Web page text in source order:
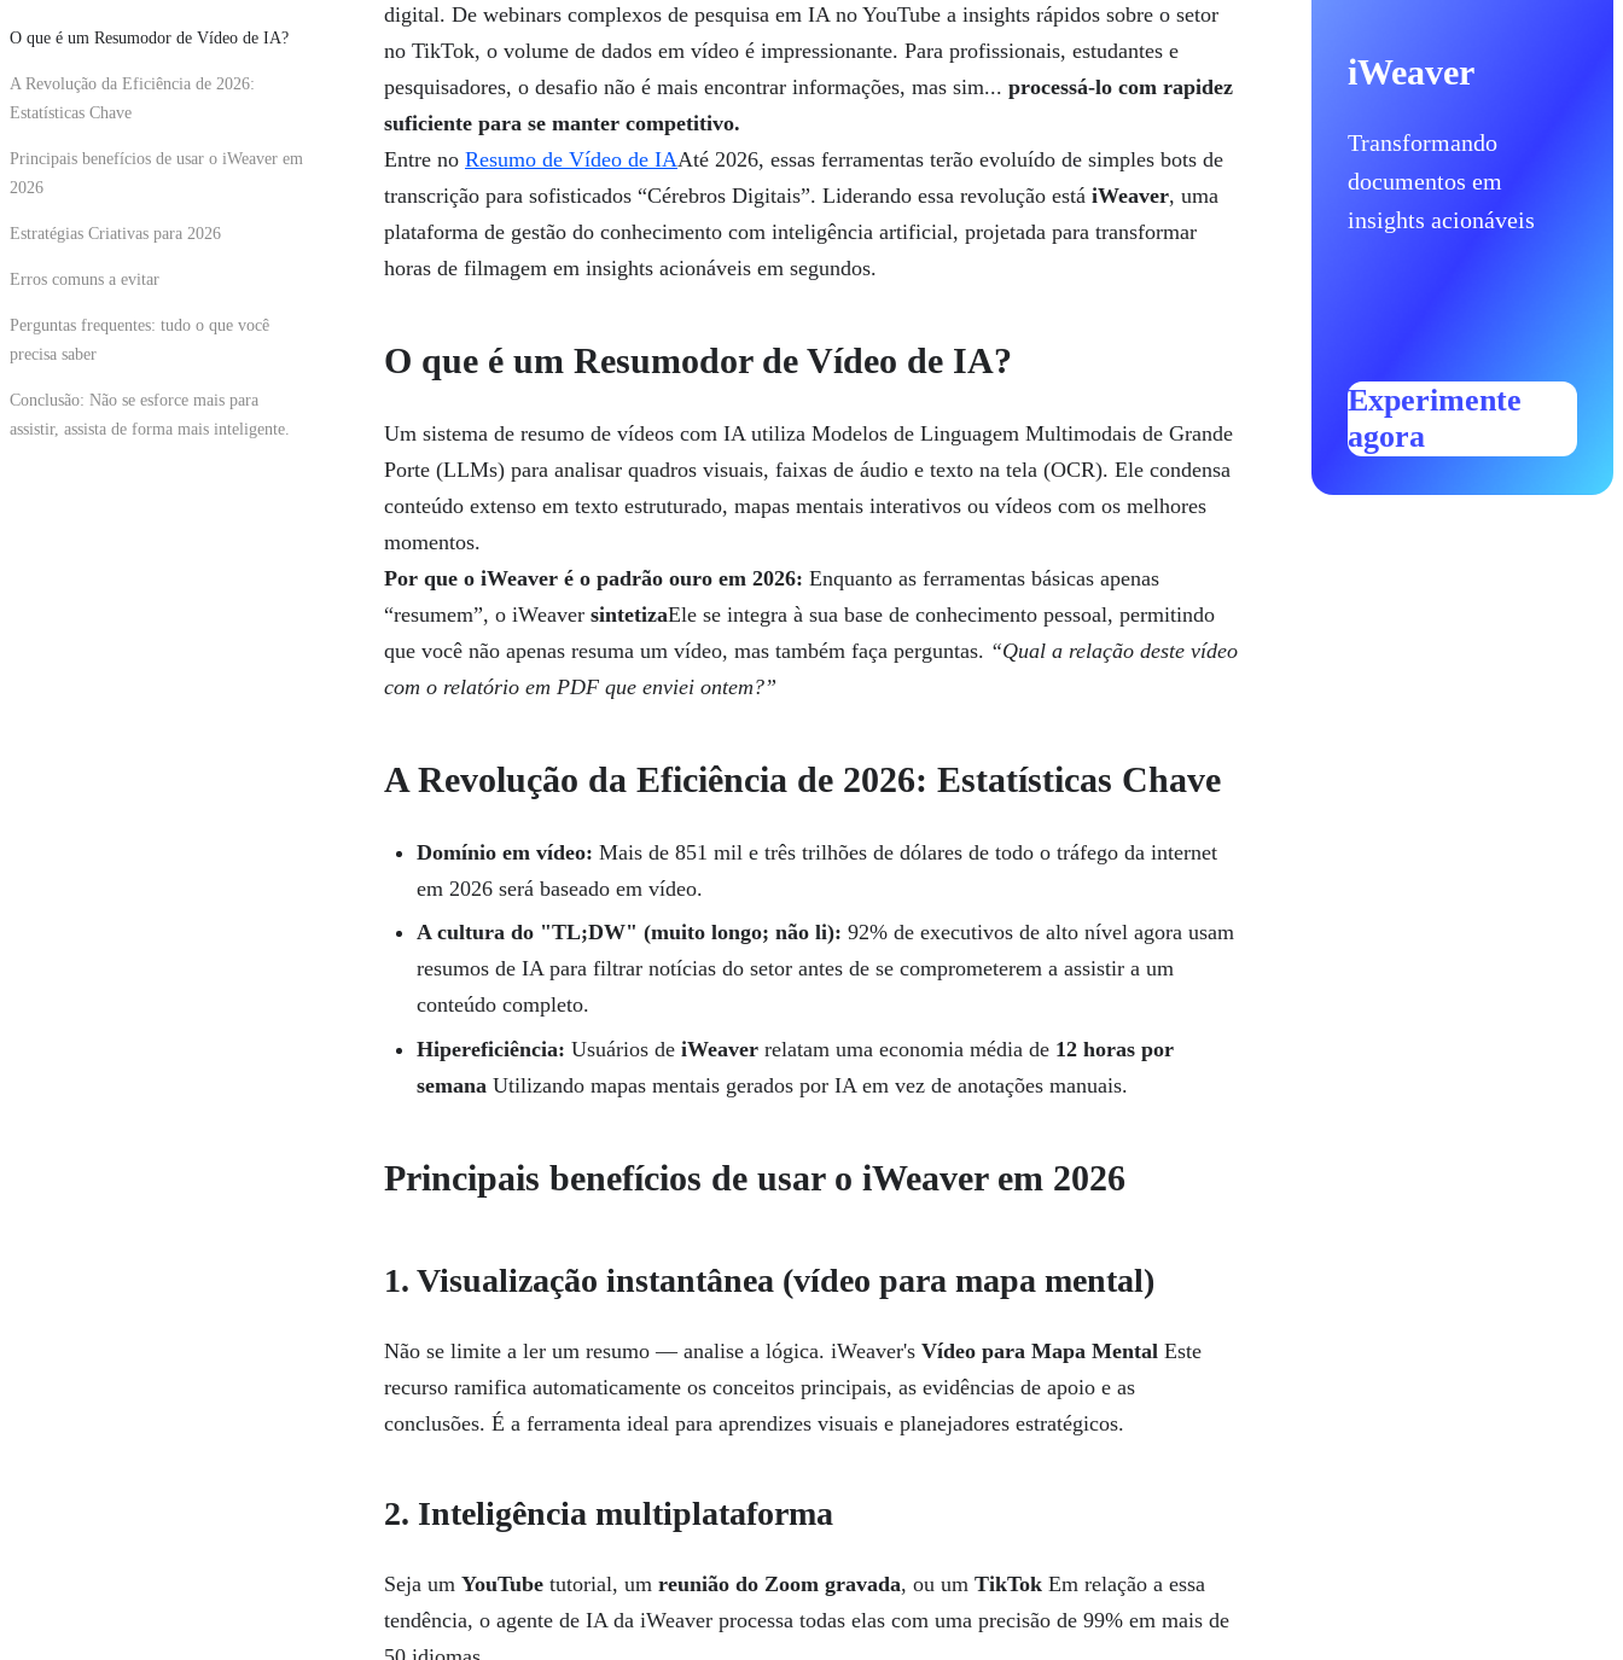
O que é um Resumodor de Vídeo de IA?
A Revolução da Eficiência de 2026:
Estatísticas Chave
Principais benefícios de usar o iWeaver em
2026
Estratégias Criativas para 2026
Erros comuns a evitar
Perguntas frequentes: tudo o que você
precisa saber
Conclusão: Não se esforce mais para
assistir, assista de forma mais inteligente.
digital. De webinars complexos de pesquisa em IA no YouTube a insights rápidos sobre o setor
no TikTok, o volume de dados em vídeo é impressionante. Para profissionais, estudantes e
pesquisadores, o desafio não é mais encontrar informações, mas sim... processá-lo com rapidez
suficiente para se manter competitivo.
Entre no Resumo de Vídeo de IAAté 2026, essas ferramentas terão evoluído de simples bots de
transcrição para sofisticados “Cérebros Digitais”. Liderando essa revolução está iWeaver, uma
plataforma de gestão do conhecimento com inteligência artificial, projetada para transformar
horas de filmagem em insights acionáveis em segundos.
O que é um Resumodor de Vídeo de IA?
Um sistema de resumo de vídeos com IA utiliza Modelos de Linguagem Multimodais de Grande
Porte (LLMs) para analisar quadros visuais, faixas de áudio e texto na tela (OCR). Ele condensa
conteúdo extenso em texto estruturado, mapas mentais interativos ou vídeos com os melhores
momentos.
Por que o iWeaver é o padrão ouro em 2026: Enquanto as ferramentas básicas apenas
“resumem”, o iWeaver sintetizaEle se integra à sua base de conhecimento pessoal, permitindo
que você não apenas resuma um vídeo, mas também faça perguntas. “Qual a relação deste vídeo
com o relatório em PDF que enviei ontem?”
A Revolução da Eficiência de 2026: Estatísticas Chave
Domínio em vídeo: Mais de 851 mil e três trilhões de dólares de todo o tráfego da internet
em 2026 será baseado em vídeo.
A cultura do "TL;DW" (muito longo; não li): 92% de executivos de alto nível agora usam
resumos de IA para filtrar notícias do setor antes de se comprometerem a assistir a um
conteúdo completo.
Hipereficiência: Usuários de iWeaver relatam uma economia média de 12 horas por
semana Utilizando mapas mentais gerados por IA em vez de anotações manuais.
Principais benefícios de usar o iWeaver em 2026
1. Visualização instantânea (vídeo para mapa mental)
Não se limite a ler um resumo — analise a lógica. iWeaver's Vídeo para Mapa Mental Este
recurso ramifica automaticamente os conceitos principais, as evidências de apoio e as
conclusões. É a ferramenta ideal para aprendizes visuais e planejadores estratégicos.
2. Inteligência multiplataforma
Seja um YouTube tutorial, um reunião do Zoom gravada, ou um TikTok Em relação a essa
tendência, o agente de IA da iWeaver processa todas elas com uma precisão de 99% em mais de
iWeaver
Transformando
documentos em
insights acionáveis
Experimente
agora